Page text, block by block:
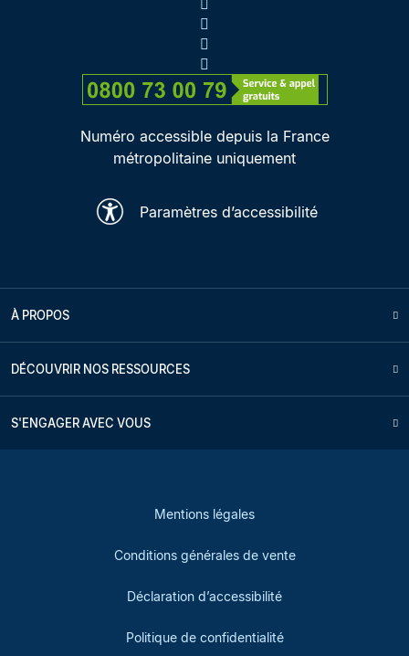
Numéro accessible depuis la France
métropolitaine uniquement
Paramètres d’accessibilité
À PROPOS
DÉCOUVRIR NOS RESSOURCES
S'ENGAGER AVEC VOUS
Mentions légales
Conditions générales de vente
Déclaration d’accessibilité
Politique de confidentialité